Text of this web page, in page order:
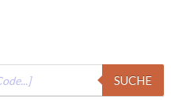
SUCHE